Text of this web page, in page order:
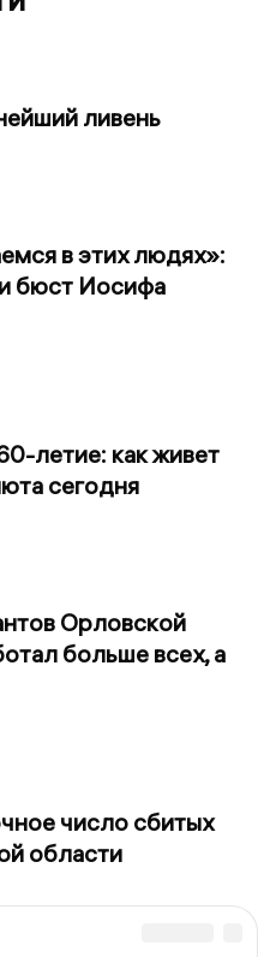
ливень
в этих людях»:
бюст Иосифа
летие: как живет
сегодня
Орловской
больше всех, а
число сбитых
области